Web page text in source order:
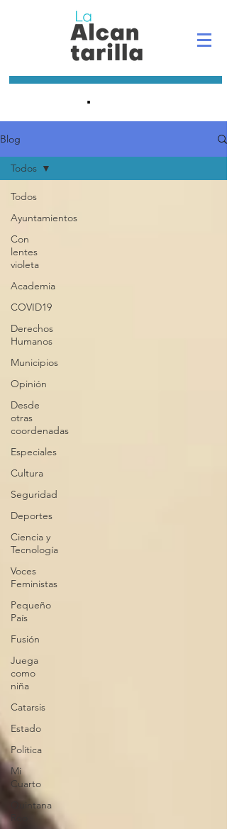
.
Blog
Todos
Ayuntamientos
Con
lentes
violeta
Academia
COVID19
Derechos
Humanos
Municipios
Opinión
Desde
otras
coordenadas
Especiales
Cultura
Seguridad
Deportes
Ciencia y
Tecnología
Voces
Feministas
Pequeño
País
Fusión
Juega
como
niña
Catarsis
Estado
Política
Mi
Cuarto
Quintana
Todos